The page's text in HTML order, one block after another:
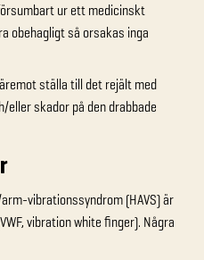
ur ett medicinskt
obehagligt så orsakas inga
ställa till det rejält med
eller skador på den drabbade
vibrationssyndrom (HAVS) är
vibration white finger). Några